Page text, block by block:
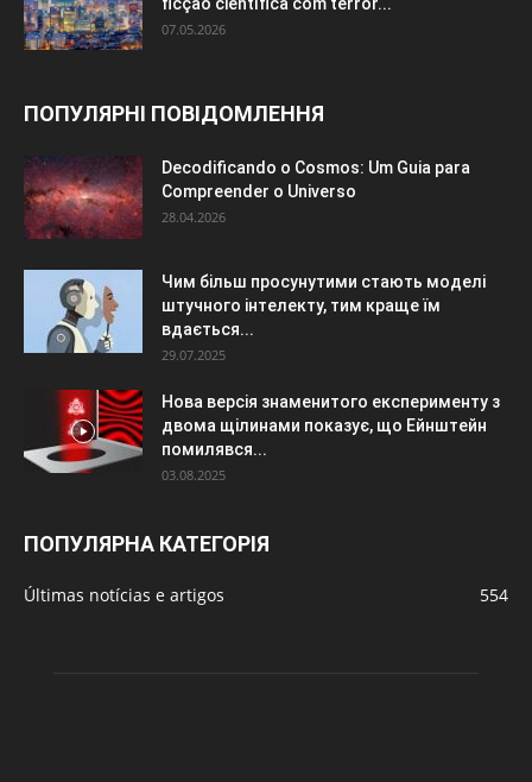
07.05.2026
ПОПУЛЯРНІ ПОВІДОМЛЕННЯ
Decodificando o Cosmos: Um Guia para
Compreender o Universo
28.04.2026
Чим більш просунутими стають моделі
штучного інтелекту, тим краще їм
вдається...
29.07.2025
Нова версія знаменитого експерименту з
двома щілинами показує, що Ейнштейн
помилявся...
03.08.2025
ПОПУЛЯРНА КАТЕГОРІЯ
Últimas notícias e artigos 554